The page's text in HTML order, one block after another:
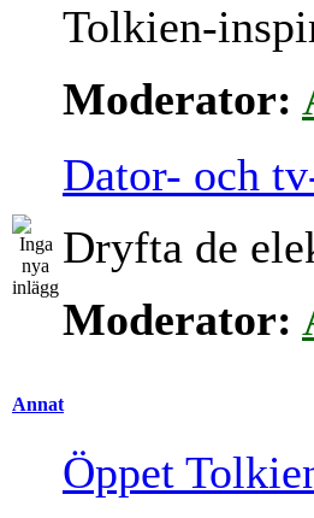
Tolkien-
Moderator:
Dator- och
Dryfta de
Moderator:
Annat
Öppet